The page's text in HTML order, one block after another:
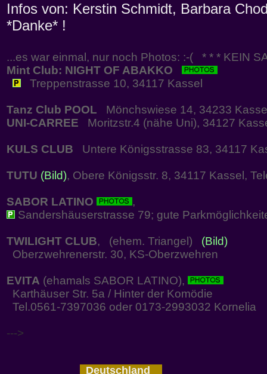
Infos von: Kerstin Schmidt, Barbara
*Danke* !
...es war einmal, nur noch Photos: :-( * * * KEIN
Mint Club: NIGHT OF ABAKKO
Treppenstrasse 10, 34117 Kassel
Tanz Club POOL Mönchswiese 14, 34233
UNI-CARREE Moritzstr.4 (nähe Uni), 34127
KULS CLUB Untere Königsstrasse 83, 34117
TUTU (Bild), Obere Königsstr. 8, 34117 Kassel,
SABOR LATINO
,
Sandershäuserstrasse 79; gute
TWILIGHT CLUB, (ehem. Triangel) (Bild)
Oberzwehrenerstr. 30, KS-Oberzwehren
EVITA (ehamals SABOR LATINO),
Karthäuser Str. 5a / Hinter der Komödie
Tel.0561-7397036 oder 0173-2993032 Kornelia
--->
Deutschland